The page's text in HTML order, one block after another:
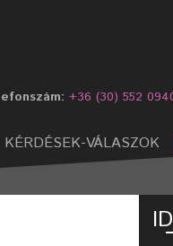
+36 (30) 552
KÉRDÉSEK-VÁLASZOK